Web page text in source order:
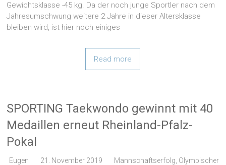
Gewichtsklasse -45 kg. Da der noch junge Sportler nach dem
Jahresumschwung weitere 2 Jahre in dieser Altersklasse
bleiben wird, ist hier noch einiges
Read more
SPORTING Taekwondo gewinnt mit 40
Medaillen erneut Rheinland-Pfalz-
Pokal
Eugen 21. November 2019 Mannschaftserfolg Olympischer